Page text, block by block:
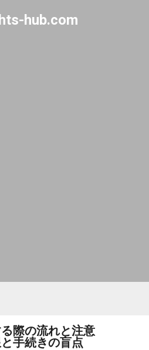
main content
hub.com
際の流れと注意
手続きの盲点